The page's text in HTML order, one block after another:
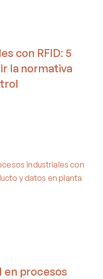
con RFID: 5
la normativa
en procesos